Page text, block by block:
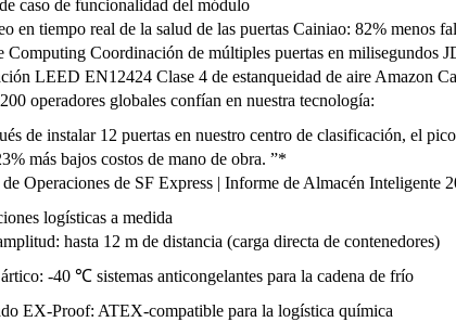
caso de funcionalidad del módulo
en tiempo real de la salud de las puertas Cainiao: 82% menos
Computing Coordinación de múltiples puertas en milisegundos
LEED EN12424 Clase 4 de estanqueidad de aire Amazon
operadores globales confían en nuestra tecnología:
de instalar 12 puertas en nuestro centro de clasificación, el
más bajos costos de mano de obra. ”*
Operaciones de SF Express | Informe de Almacén Inteligente
logísticas a medida
hasta 12 m de distancia (carga directa de contenedores)
-40 ℃ sistemas anticongelantes para la cadena de frío
EX-Proof: ATEX-compatible para la logística química